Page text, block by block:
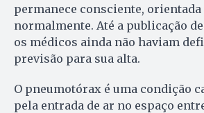
permanece consciente, orientada
normalmente. Até a publicação
os médicos ainda não haviam
previsão para sua alta.
O pneumotórax é uma condição
pela entrada de ar no espaço